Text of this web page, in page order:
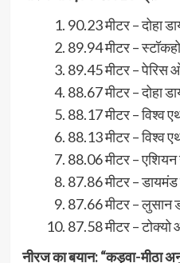
90.23 मीटर – दोहा
89.94 मीटर –
89.45 मीटर –
88.67 मीटर – दोहा
88.17 मीटर – विश्व
88.13 मीटर – विश्व
88.06 मीटर –
87.86 मीटर –
87.66 मीटर – लुसान
87.58 मीटर –
नीरज का बयान: “कड़वा-मीठा